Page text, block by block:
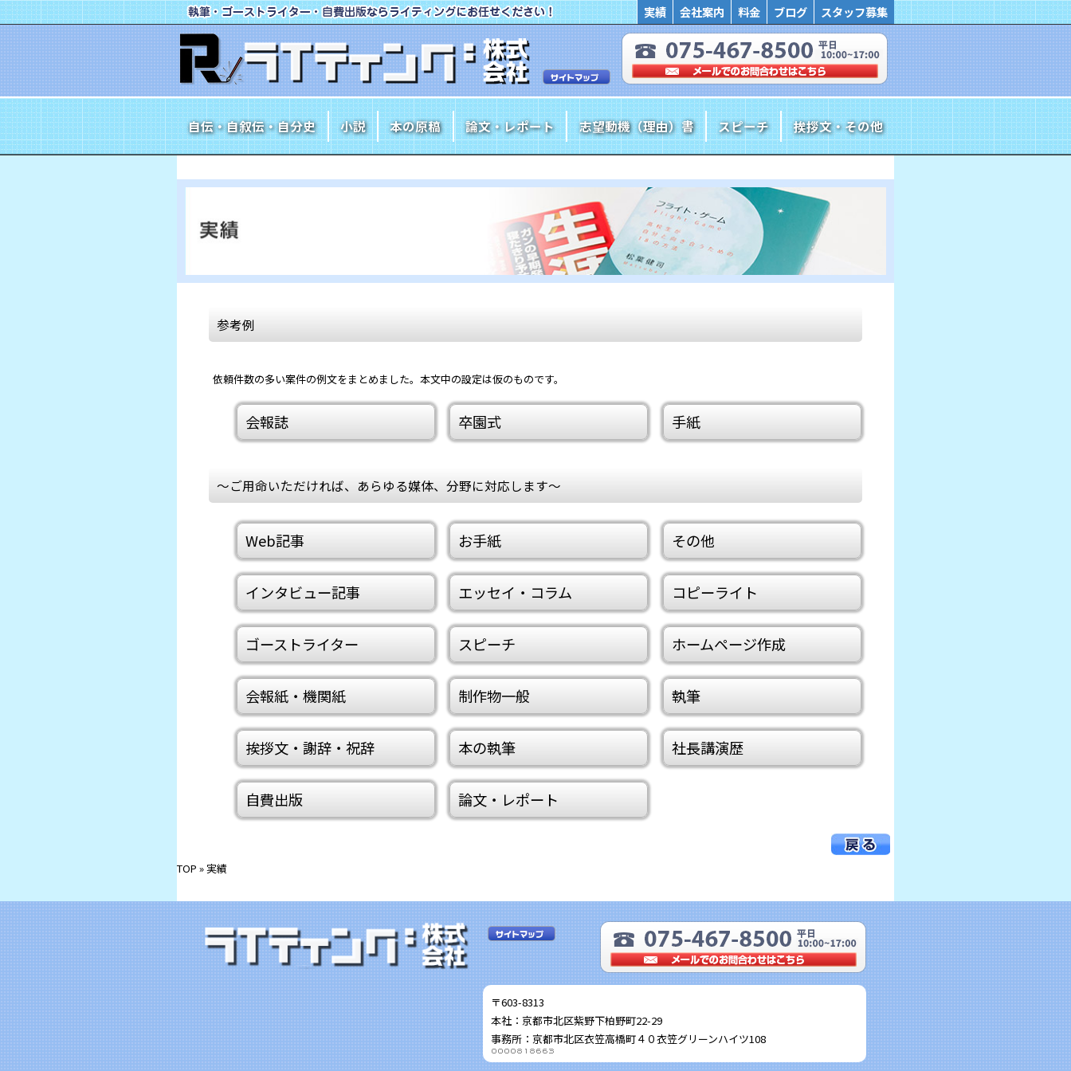
実績 会社案内 料金 ブログ スタッフ募集
自伝・自叙伝・自分史 小説 本の原稿 論文・レポート 志望動機（理由）書 スピーチ 挨拶文・その他
参考例
依頼件数の多い案件の例文をまとめました。本文中の設定は仮のものです。
会報誌 卒園式 手紙
～ご用命いただければ、あらゆる媒体、分野に対応します～
Web記事 お手紙 その他
インタビュー記事 エッセイ・コラム コピーライト
ゴーストライター スピーチ ホームページ作成
会報紙・機関紙 制作物一般 執筆
挨拶文・謝辞・祝辞 本の執筆 社長講演歴
自費出版 論文・レポート
TOP » 実績
〒603-8313
本社：京都市北区紫野下柏野町22-29
事務所：京都市北区衣笠高橋町４０衣笠グリーンハイツ108